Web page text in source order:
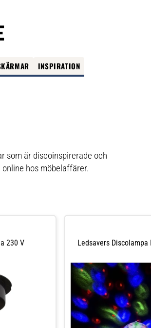
INSPIRATION
som är discoinspirerade och
hos möbelaffärer.
230 V Ledsavers Discolampa